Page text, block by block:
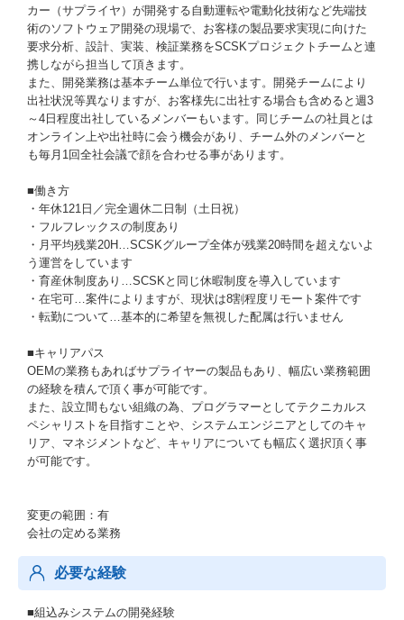
カー（サプライヤ）が開発する自動運転や電動化技術など先端技
術のソフトウェア開発の現場で、お客様の製品要求実現に向けた
要求分析、設計、実装、検証業務をSCSKプロジェクトチームと連
携しながら担当して頂きます。
また、開発業務は基本チーム単位で行います。開発チームにより
出社状況等異なりますが、お客様先に出社する場合も含めると週3
～4日程度出社しているメンバーもいます。同じチームの社員とは
オンライン上や出社時に会う機会があり、チーム外のメンバーと
も毎月1回全社会議で顔を合わせる事があります。
■働き方
・年休121日／完全週休二日制（土日祝）
・フルフレックスの制度あり
・月平均残業20H…SCSKグループ全体が残業20時間を超えないよ
う運営をしています
・育産休制度あり…SCSKと同じ休暇制度を導入しています
・在宅可…案件によりますが、現状は8割程度リモート案件です
・転勤について…基本的に希望を無視した配属は行いません
■キャリアパス
OEMの業務もあればサプライヤーの製品もあり、幅広い業務範囲
の経験を積んで頂く事が可能です。
また、設立間もない組織の為、プログラマーとしてテクニカルス
ペシャリストを目指すことや、システムエンジニアとしてのキャ
リア、マネジメントなど、キャリアについても幅広く選択頂く事
が可能です。
変更の範囲：有
会社の定める業務
必要な経験
■組込みシステムの開発経験